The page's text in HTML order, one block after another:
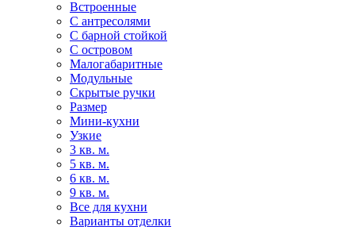
Встроенные
С антресолями
С барной стойкой
С островом
Малогабаритные
Модульные
Скрытые ручки
Размер
Мини-кухни
Узкие
3 кв. м.
5 кв. м.
6 кв. м.
9 кв. м.
Все для кухни
Варианты отделки